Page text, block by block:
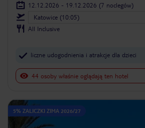
12.12.2026 - 19.12.2026 (7 noclegów)
Katowice (10:05)
All Inclusive
liczne udogodnienia i atrakcje dla dzieci
44 osoby właśnie oglądają ten hotel
5% ZALICZKI ZIMA 2026/27